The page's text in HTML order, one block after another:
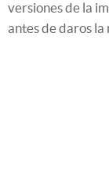
versiones de la
antes de daros la